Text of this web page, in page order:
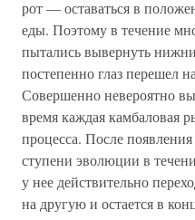
рот — оставаться в
еды. Поэтому в течение
пытались вывернуть
постепенно глаз перешел
Совершенно невероятно
время каждая камбаловая
процесса. После
ступени эволюции в
у нее действительно
на другую и остается в